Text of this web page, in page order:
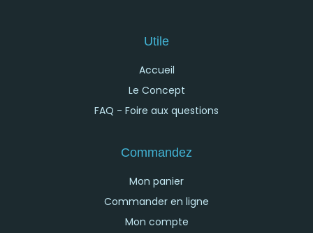
Utile
Accueil
Le Concept
FAQ - Foire aux questions
Commandez
Mon panier
Commander en ligne
Mon compte